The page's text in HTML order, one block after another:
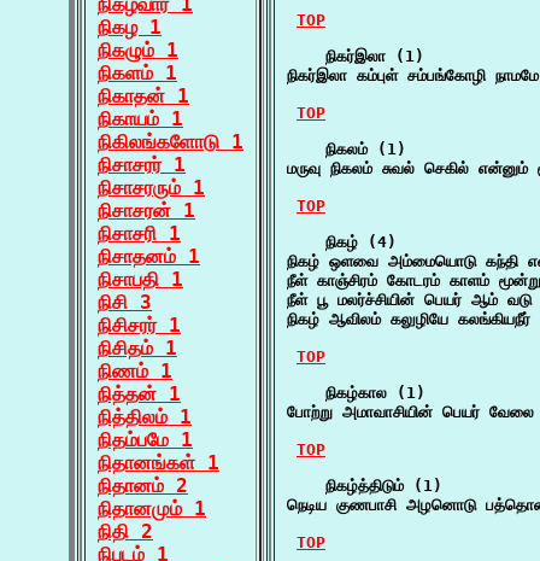
நிகழ 1
நிகழும் 1
நிகளம் 1
நிகாதன் 1
நிகாயம் 1
நிகிலங்களோடு 1
நிசாசரர் 1
நிசாசரரும் 1
நிசாசரன் 1
நிசாசரி 1
நிசாதனம் 1
நிசாபதி 1
நிசி 3
நிசிசரர் 1
நிசிதம் 1
நிணம் 1
நித்தன் 1
நித்திலம் 1
நிதம்பமே 1
நிதானங்கள் 1
நிதானம் 2
நிதானமும் 1
நிதி 2
நிபுடம் 1
TOP
    நிகர்இலா (1)
நிகர்இலா கம்புள் சம்பங்கோழி
TOP
    நிகலம் (1)
மருவு நிகலம் சுவல் செகில்
TOP
    நிகழ் (4)
நிகழ் ஒளவை அம்மையொடு கந்தி
நீள் காஞ்சிரம் கோடரம் காளம்
நீள் பூ மலர்ச்சியின் பெயர் ஆம் வடு
நிகழ் ஆவிலம் கலுழியே
TOP
    நிகழ்கால (1)
போற்று அமாவாசியின் பெயர்
TOP
    நிகழ்த்திடும் (1)
நெடிய குணபாசி அழனொடு
TOP